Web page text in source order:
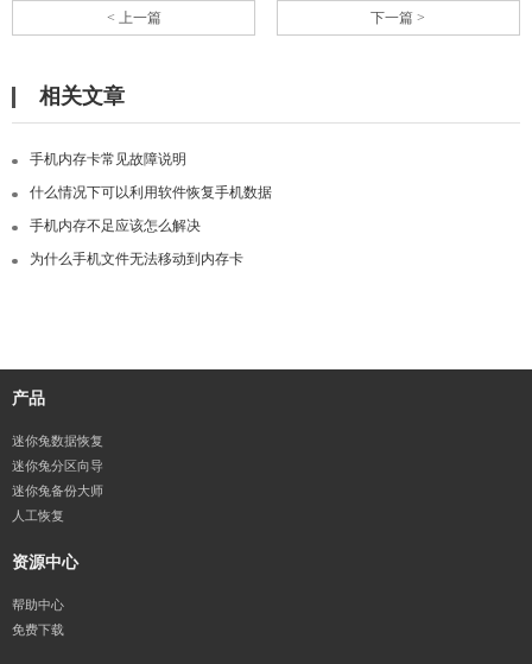
< 上一篇 下一篇 >
相关文章
手机内存卡常见故障说明
什么情况下可以利用软件恢复手机数据
手机内存不足应该怎么解决
为什么手机文件无法移动到内存卡
产品
迷你兔数据恢复
迷你兔分区向导
迷你兔备份大师
人工恢复
资源中心
帮助中心
免费下载